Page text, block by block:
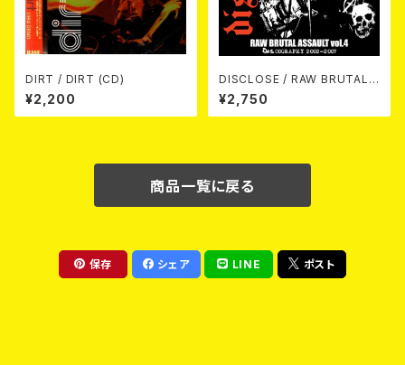
DIRT / DIRT (CD)
¥2,200
DISCLOSE / RAW BRUTAL
ASSAULT Vol.4 : DISCOGR
APHY 2002-2007 (2xCD)
¥2,750
商品一覧に戻る
保存 シェア LINE ポスト